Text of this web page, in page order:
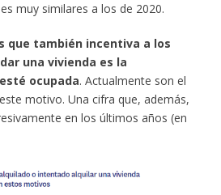
muy similares a los de 2020.
que también incentiva a los
una vivienda es la
ocupada. Actualmente son el
motivo. Una cifra que, además,
en los últimos años (en